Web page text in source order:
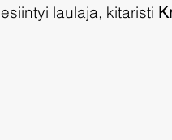
esiintyi laulaja, kitaristi